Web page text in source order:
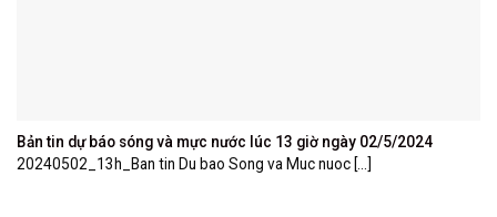
Bản tin dự báo sóng và mực nước lúc 13 giờ ngày 02/5/2024
20240502_13h_Ban tin Du bao Song va Muc nuoc [...]